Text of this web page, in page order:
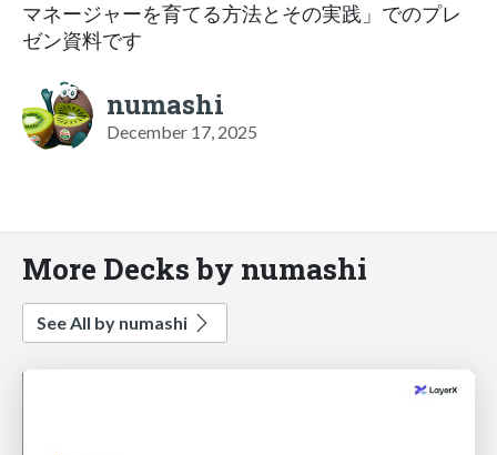
マネージャーを育てる方法とその実践」でのプレ
ゼン資料です
numashi
December 17, 2025
More Decks by numashi
See All by numashi